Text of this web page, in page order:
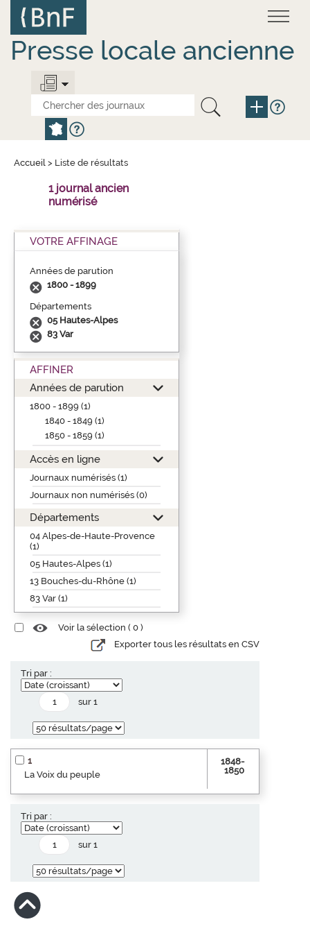
contenu
principal
Presse locale ancienne
Accueil > Liste de résultats
1 journal ancien
numérisé
VOTRE AFFINAGE
Années de parution
1800 - 1899
Départements
05 Hautes-Alpes
83 Var
AFFINER
Années de parution
1800 - 1899 (1)
1840 - 1849 (1)
1850 - 1859 (1)
Accès en ligne
Journaux numérisés (1)
Journaux non numérisés (0)
Départements
04 Alpes-de-Haute-Provence
(1)
05 Hautes-Alpes (1)
13 Bouches-du-Rhône (1)
83 Var (1)
Voir la sélection ( 0 )
Exporter tous les résultats en CSV
Tri par :
sur 1
1
La Voix du peuple
1848-
1850
Tri par :
sur 1
Panneau de gestion des cookies